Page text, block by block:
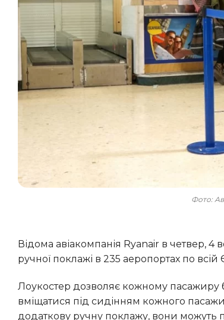
Фото:
Відома авіакомпанія Ryanair в четвер, 4 вересня, повідомила про завершення впровадження більших розмірів
ручної поклажі в 235 аеропортах по
Лоукостер дозволяє кожному пасажиру брати на борт одну безкоштовну ручну поклажу, але ця сумка повинна
вміщатися під сидінням кожного
додаткову ручну поклажу, вони можуть